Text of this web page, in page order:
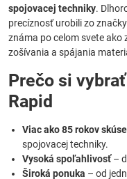
spojovacej techniky.
precíznosť urobili zo
známa po celom svete
zošívania a spájania
Prečo si
Rapid
Viac ako 85 rokov
spojovacej techniky.
Vysoká spoľahlivosť–
Široká ponuka – od